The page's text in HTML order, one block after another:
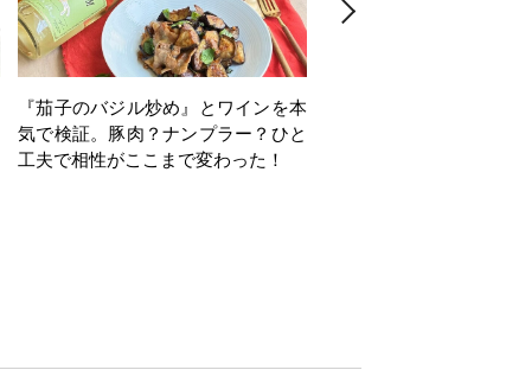
『茄子のバジル炒め』とワインを本
気で検証。豚肉？ナンプラー？ひと
工夫で相性がここまで変わった！